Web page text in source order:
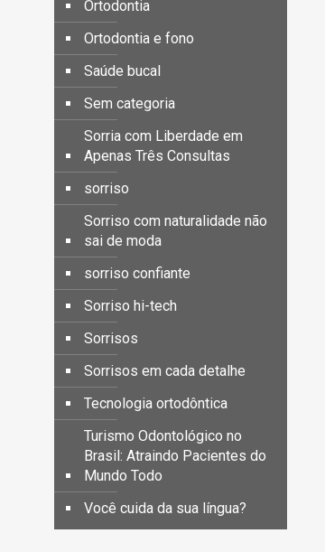
Ortodontia
Ortodontia e fono
Saúde bucal
Sem categoria
Sorria com Liberdade em
Apenas Três Consultas
sorriso
Sorriso com naturalidade não
sai de moda
sorriso confiante
Sorriso hi-tech
Sorrisos
Sorrisos em cada detalhe
Tecnologia ortodôntica
Turismo Odontológico no
Brasil: Atraindo Pacientes do
Mundo Todo
Você cuida da sua língua?